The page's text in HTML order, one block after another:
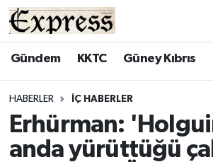
Gündem KKTC Güney Kıbrıs
HABERLER İÇ HABERLER
Erhürman:
anda yürüttüğü
ALAYKÖY
BİLİM
Hava Durumu
Süper Lig Puan Durumu ve